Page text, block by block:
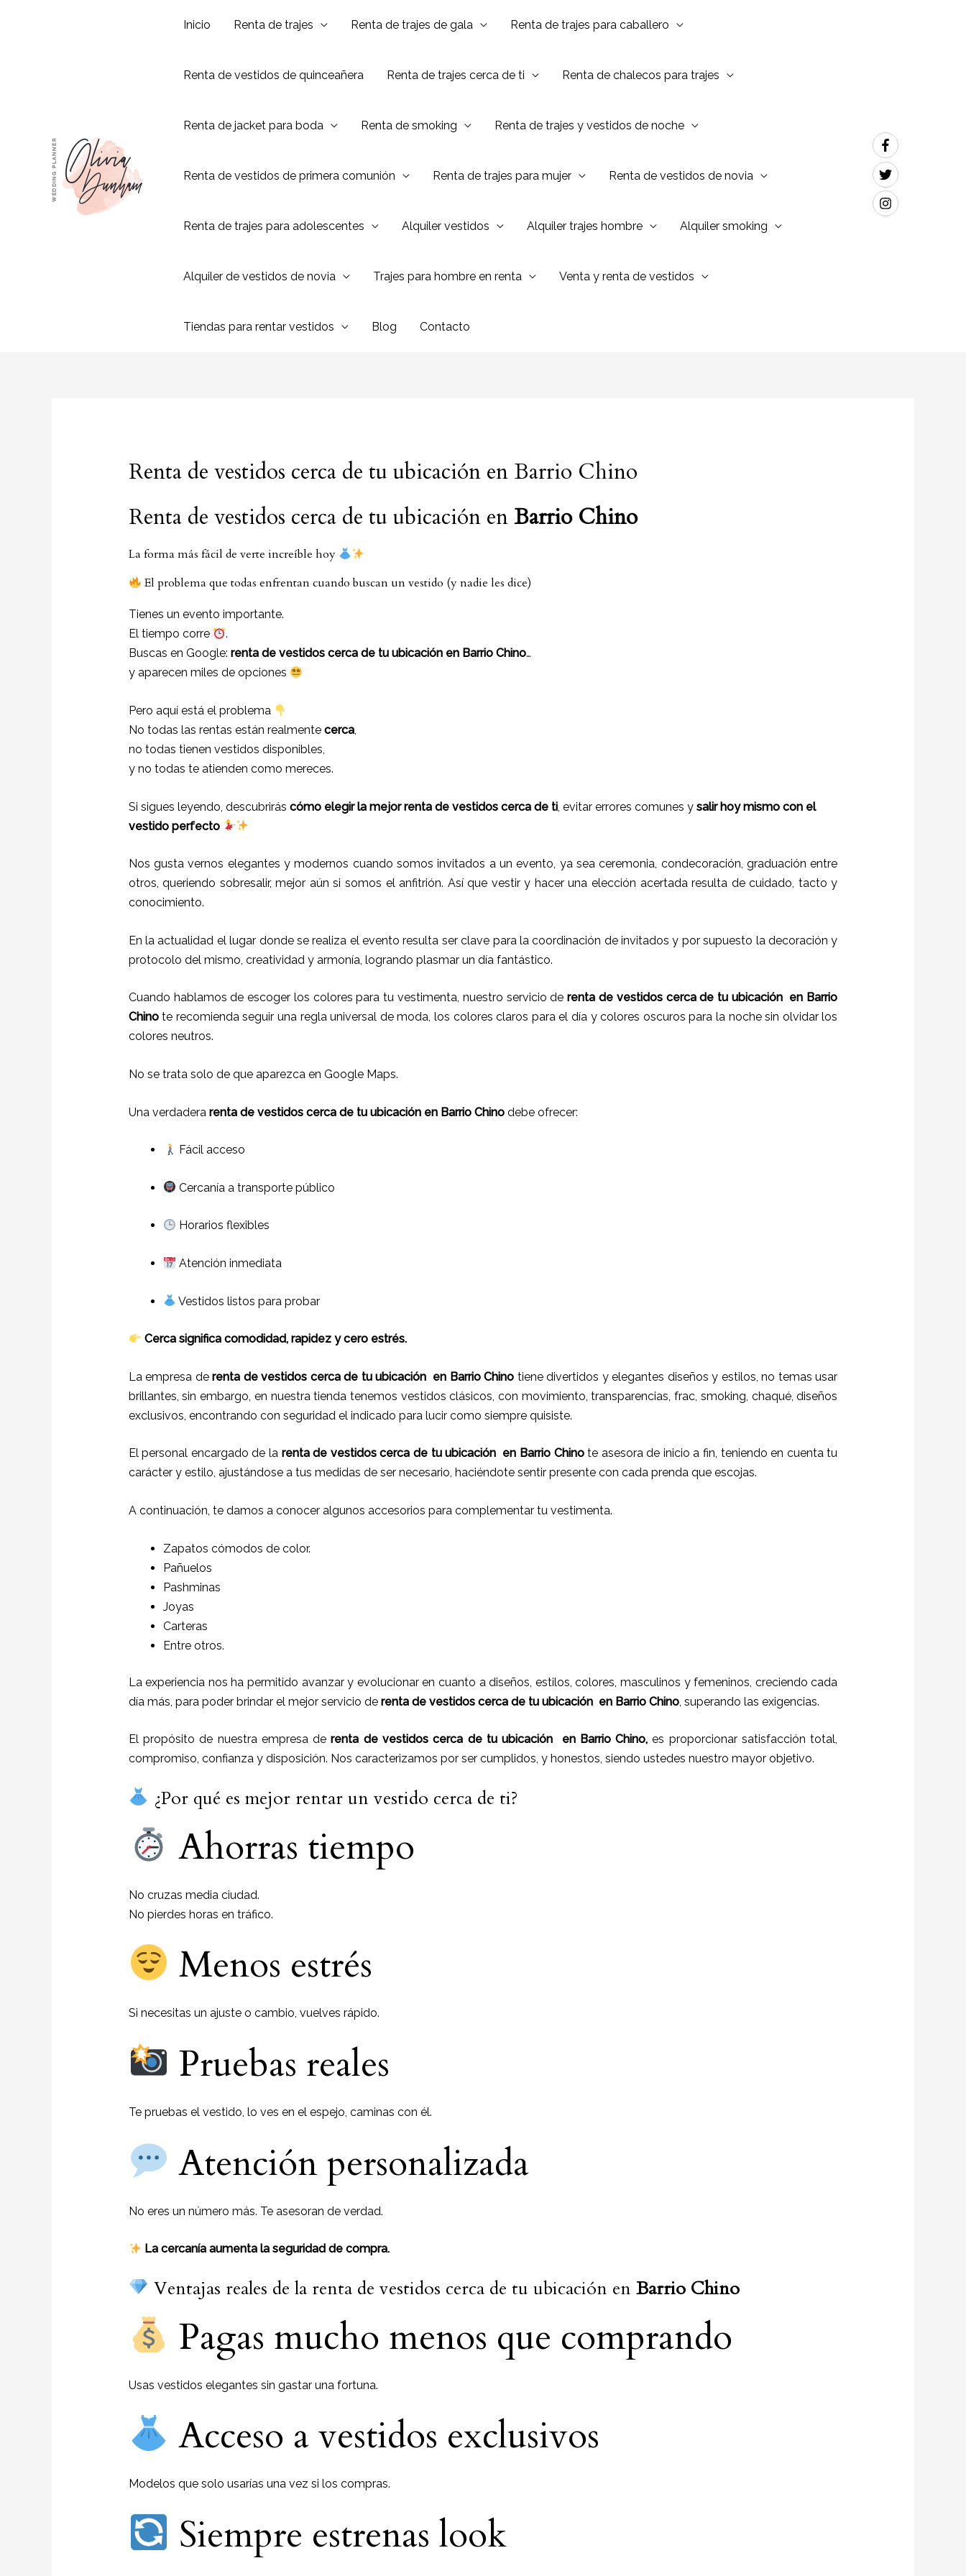
Inicio Renta de trajes Renta de trajes de gala Renta de trajes para caballero
Renta de vestidos de quinceañera Renta de trajes cerca de ti Renta de chalecos para trajes
Renta de jacket para boda Renta de smoking Renta de trajes y vestidos de noche
Renta de vestidos de primera comunión Renta de trajes para mujer Renta de vestidos de novia
Renta de trajes para adolescentes Alquiler vestidos Alquiler trajes hombre Alquiler smoking
Alquiler de vestidos de novia Trajes para hombre en renta Venta y renta de vestidos
Tiendas para rentar vestidos Blog Contacto
Renta de vestidos cerca de tu ubicación en Barrio Chino
Renta de vestidos cerca de tu ubicación enBarrio Chino
La forma más fácil de verte increíble hoy
El problema que todas enfrentan cuando buscan un vestido (y nadie les dice)
Tienes un evento importante.
El tiempo corre
.
Buscas en Google: renta de vestidos cerca de tu ubicación en Barrio Chino…
y aparecen miles de opciones
Pero aquí está el problema
No todas las rentas están realmente cerca,
no todas tienen vestidos disponibles,
y no todas te atienden como mereces.
Si sigues leyendo, descubrirás cómo elegir la mejor renta de vestidos cerca de ti, evitar errores comunes y salir hoy mismo con el
vestido perfecto
Nos gusta vernos elegantes y modernos cuando somos invitados a un evento, ya sea ceremonia, condecoración, graduación entre
otros, queriendo sobresalir, mejor aún si somos el anfitrión. Así que vestir y hacer una elección acertada resulta de cuidado, tacto y
conocimiento.
En la actualidad el lugar donde se realiza el evento resulta ser clave para la coordinación de invitados y por supuesto la decoración y
protocolo del mismo, creatividad y armonía, logrando plasmar un día fantástico.
Cuando hablamos de escoger los colores para tu vestimenta, nuestro servicio derenta de vestidos cerca de tu ubicación en Barrio
Chinote recomienda seguir una regla universal de moda, los colores claros para el día y colores oscuros para la noche sin olvidar los
colores neutros.
No se trata solo de que aparezca en Google Maps.
Una verdadera renta de vestidos cerca de tu ubicación en Barrio Chinodebe ofrecer:
Fácil acceso
Cercanía a transporte público
Horarios flexibles
Atención inmediata
Vestidos listos para probar
Cerca significa comodidad, rapidez y cero estrés.
La empresa derenta de vestidos cerca de tu ubicación en Barrio Chino tiene divertidos y elegantes diseños y estilos, no temas usar
brillantes, sin embargo, en nuestra tienda tenemos vestidos clásicos, con movimiento, transparencias, frac, smoking, chaqué, diseños
exclusivos, encontrando con seguridad el indicado para lucir como siempre quisiste.
El personal encargado de la renta de vestidos cerca de tu ubicación en Barrio Chinote asesora de inicio a fin, teniendo en cuenta tu
carácter y estilo, ajustándose a tus medidas de ser necesario, haciéndote sentir presente con cada prenda que escojas.
A continuación, te damos a conocer algunos accesorios para complementar tu vestimenta.
Zapatos cómodos de color.
Pañuelos
Pashminas
Joyas
Carteras
Entre otros.
La experiencia nos ha permitido avanzar y evolucionar en cuanto a diseños, estilos, colores, masculinos y femeninos, creciendo cada
día más, para poder brindar el mejor servicio de renta de vestidos cerca de tu ubicación en Barrio Chino, superando las exigencias.
El propósito de nuestra empresa derenta de vestidos cerca de tu ubicación en Barrio Chino, es proporcionar satisfacción total,
compromiso, confianza y disposición. Nos caracterizamos por ser cumplidos, y honestos, siendo ustedes nuestro mayor objetivo.
¿Por qué es mejor rentar un vestido cerca de ti?
Ahorras tiempo
No cruzas media ciudad.
No pierdes horas en tráfico.
Menos estrés
Si necesitas un ajuste o cambio, vuelves rápido.
Pruebas reales
Te pruebas el vestido, lo ves en el espejo, caminas con él.
Atención personalizada
No eres un número más. Te asesoran de verdad.
La cercanía aumenta la seguridad de compra.
Ventajas reales de la renta de vestidos cerca de tu ubicación enBarrio Chino
Pagas mucho menos que comprando
Usas vestidos elegantes sin gastar una fortuna.
Acceso a vestidos exclusivos
Modelos que solo usarías una vez si los compras.
Siempre estrenas look